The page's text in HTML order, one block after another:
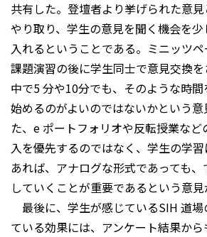
共有した。登壇者より挙げられた意
やり取り、学生の意見を聞く機会を
入れるということである。ミニッツ
課題演習の後に学生同士で意見交換
中で5 分や10分でも、そのような時
始めるのがよいのではないかという
た、e ポートフォリオや反転授業な
入を優先するのではなく、学生の学
あれば、アナログな形式であっても
していくことが重要であるという意見
最後に、学生が感じているSIH 道場
ている効果には、アンケート結果か